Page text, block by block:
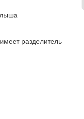
разделитель